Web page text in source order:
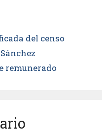
del censo
remunerado